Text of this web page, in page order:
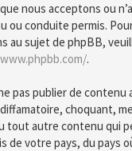
nous acceptons ou
ou conduite permis.
au sujet de phpBB,
.
pas publier de contenu
choquant,
tout autre contenu qui
de votre pays, du pays